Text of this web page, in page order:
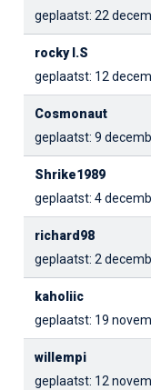
geplaatst: 22
rocky I.S
geplaatst: 12
Cosmonaut
geplaatst: 9
Shrike1989
geplaatst: 4
richard98
geplaatst: 2
kaholiic
geplaatst: 19
willempi
geplaatst: 12